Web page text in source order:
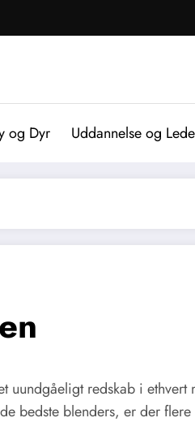
og Dyr Uddannelse og
redskab i
bedste blenders, er der